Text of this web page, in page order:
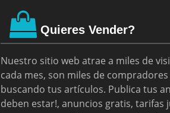
Quieres Vender?
Nuestro sitio web atrae a miles de
cada mes, son miles de
buscando tus artículos. Publica tus
deben estar!, anuncios gratis, tarifas